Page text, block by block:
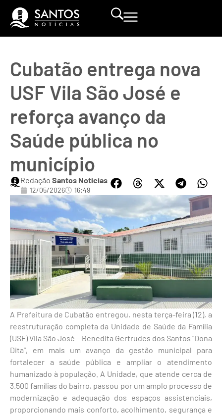
Cubatão entrega nova
USF Vila São José e
reforça avanço da
Saúde pública no
município
Redação Santos Notícias
12/05/2026 16:49
A Prefeitura de Cubatão entregou, nesta terça-feira (12), a
reestruturação completa da Unidade de Saúde da Família
(USF) Vila São José – Benedita Gertrudes dos Santos “Dona
Dita”, em mais um avanço da gestão municipal para
fortalecer a saúde pública e ampliar o atendimento
humanizado à população. A Unidade, que atende cerca de
3.500 famílias do bairro, passou por um amplo processo de
modernização e adequação dos espaços assistenciais,
proporcionando mais conforto, acolhimento, segurança e